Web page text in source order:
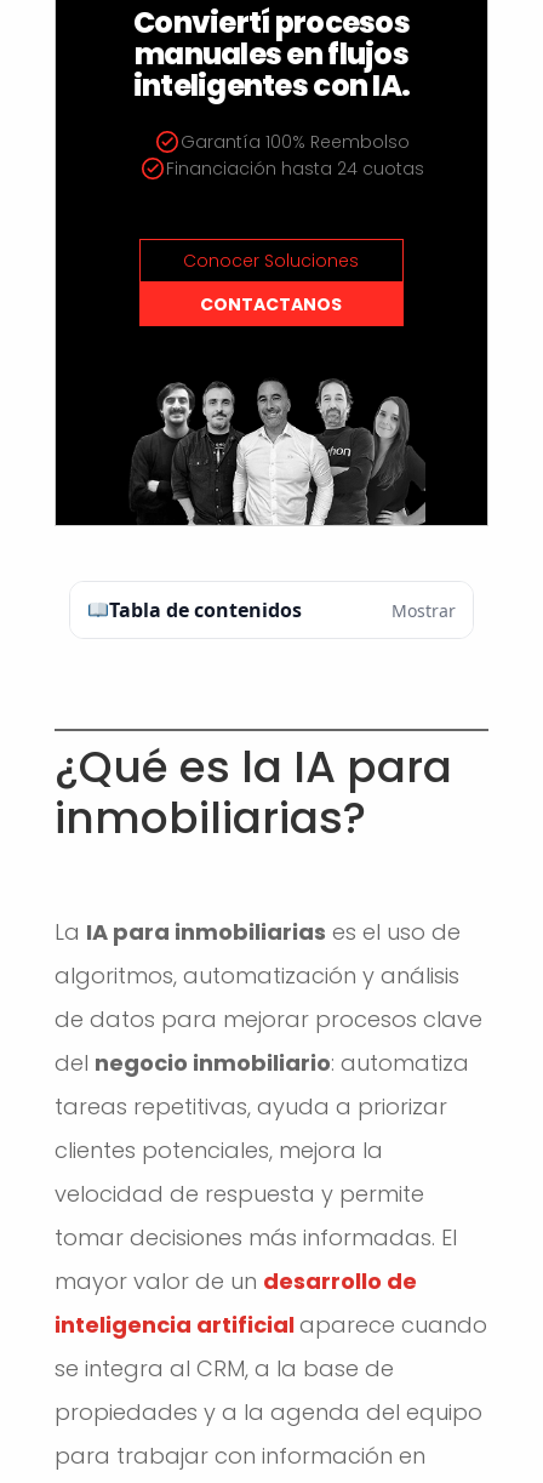
Conviertí procesos
manuales en flujos
inteligentes con IA.
Garantía 100% Reembolso
Financiación hasta 24 cuotas
Conocer Soluciones
CONTACTANOS
Tabla de contenidos Mostrar
¿Qué es la IA para
inmobiliarias?
La IA para inmobiliarias es el uso de
algoritmos, automatización y análisis
de datos para mejorar procesos clave
del negocio inmobiliario: automatiza
tareas repetitivas, ayuda a priorizar
clientes potenciales, mejora la
velocidad de respuesta y permite
tomar decisiones más informadas. El
mayor valor de un desarrollo de
inteligencia artificialaparece cuando
se integra al CRM, a la base de
propiedades y a la agenda del equipo
para trabajar con información en